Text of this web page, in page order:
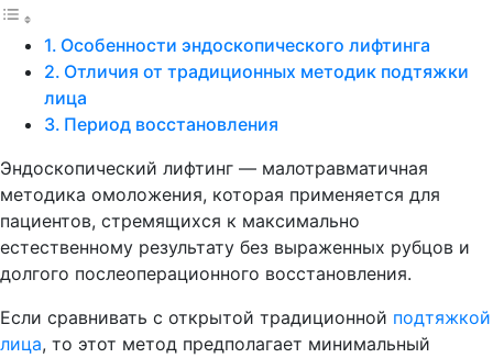
Особенности эндоскопического лифтинга
Отличия от традиционных методик подтяжки
лица
Период восстановления
Эндоскопический лифтинг — малотравматичная
методика омоложения, которая применяется для
пациентов, стремящихся к максимально
естественному результату без выраженных рубцов и
долгого послеоперационного восстановления.
Если сравнивать с открытой традиционной подтяжкой
лица, то этот метод предполагает минимальный